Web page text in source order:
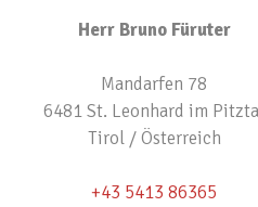
Herr Bruno Füruter
Mandarfen 78
6481 St. Leonhard im
Tirol / Österreich
+43 5413 86365